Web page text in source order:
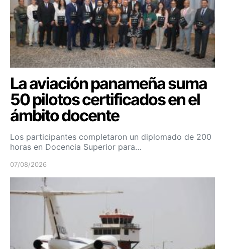
La aviación panameña suma
50 pilotos certificados en el
ámbito docente
Los participantes completaron un diplomado de 200
horas en Docencia Superior para…
07/08/2026